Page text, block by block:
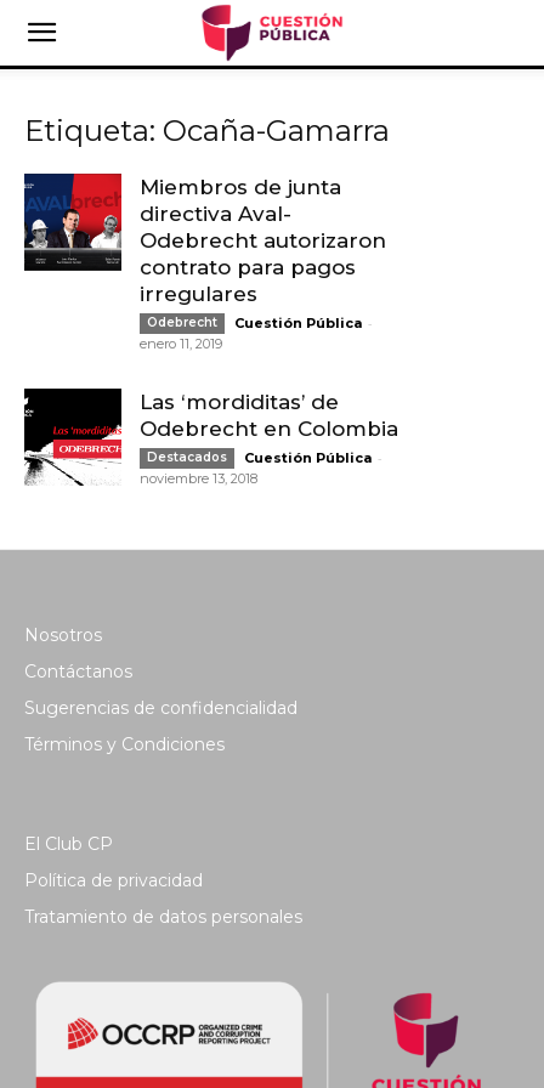
Etiqueta: Ocaña-Gamarra
Miembros de junta
directiva Aval-
Odebrecht autorizaron
contrato para pagos
irregulares
Odebrecht Cuestión Pública -
enero 11, 2019
Las ‘mordiditas’ de
Odebrecht en Colombia
Destacados Cuestión Pública -
noviembre 13, 2018
Nosotros
Contáctanos
Sugerencias de confidencialidad
Términos y Condiciones
El Club CP
Política de privacidad
Tratamiento de datos personales